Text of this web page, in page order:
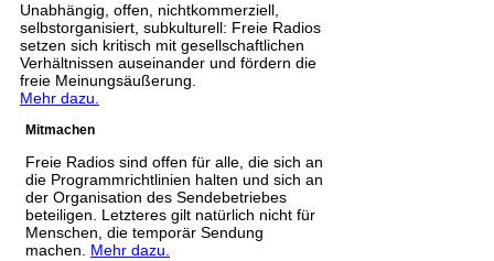
Unabhängig, offen, nichtkommerziell,
selbstorganisiert, subkulturell: Freie Radios
setzen sich kritisch mit gesellschaftlichen
Verhältnissen auseinander und fördern die
freie Meinungsäußerung.
Mehr dazu.
Mitmachen
Freie Radios sind offen für alle, die sich an
die Programmrichtlinien halten und sich an
der Organisation des Sendebetriebes
beteiligen. Letzteres gilt natürlich nicht für
Menschen, die temporär Sendung
machen. Mehr dazu.